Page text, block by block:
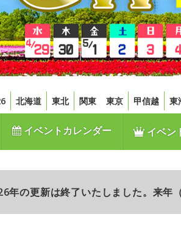
北海道 東北 関東 東京 甲信越 東
イベントカレンダー イベン
年の更新は終了いたしました。来年